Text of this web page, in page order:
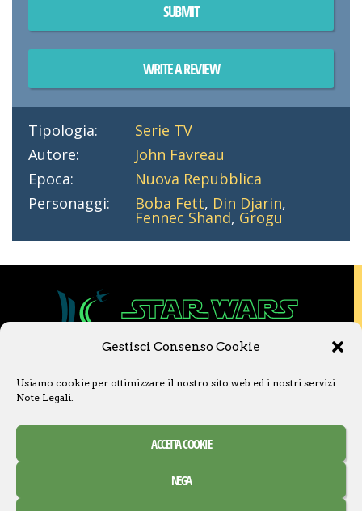
Gestisci Consenso Cookie
Usiamo cookie per ottimizzare il nostro sito web ed i nostri servizi.
Note Legali.
ACCETTA COOKIE
NEGA
SUBMIT
WRITE A REVIEW
Tipologia:
Serie TV
Autore:
John Favreau
Epoca:
Nuova Repubblica
Personaggi:
Boba Fett, Din Djarin,
Fennec Shand, Grogu
Questo sito non è collegato a Lucasfilm LTD o
a The Walt Disney Company o ad altre
Ogni nome, titolo, immagine o qualsiasi altra
forma, appartiene ai propri detentori.